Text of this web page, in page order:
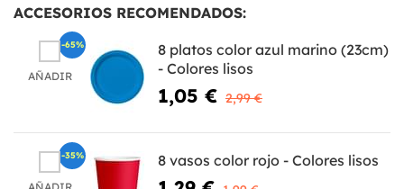
ACCESORIOS RECOMENDADOS:
AÑADIR
8 platos color azul marino (23cm)
- Colores lisos
1,05 € 2,99 €
-65%
AÑADIR
8 vasos color rojo - Colores lisos
-35%